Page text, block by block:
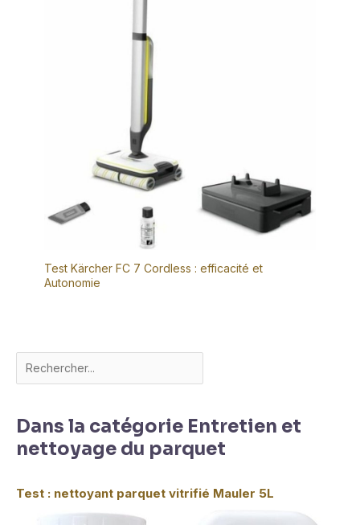
Test Kärcher FC 7 Cordless : efficacité et
Autonomie
Dans la catégorie Entretien et
nettoyage du parquet
Test : nettoyant parquet vitrifié Mauler 5L